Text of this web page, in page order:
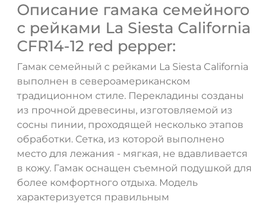
Описание гамака семейного
с рейками La Siesta California
CFR14-12 red pepper:
Гамак семейный с рейками La Siesta California
выполнен в североамериканском
традиционном стиле. Перекладины созданы
из прочной древесины, изготовляемой из
сосны пинии, проходящей несколько этапов
обработки. Сетка, из которой выполнено
место для лежания - мягкая, не вдавливается
в кожу. Гамак оснащен съемной подушкой для
более комфортного отдыха. Модель
характеризуется правильным